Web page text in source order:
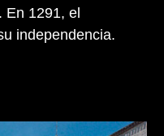
En 1291, el
independencia.